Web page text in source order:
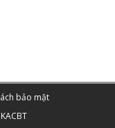
bảo mật
KACBT